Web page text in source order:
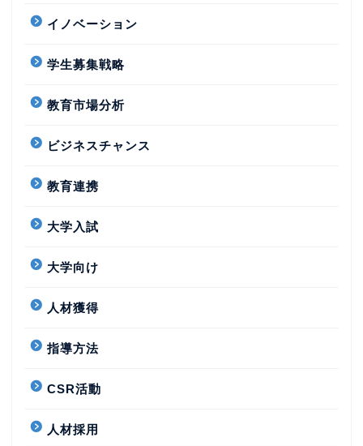
イノベーション
学生募集戦略
教育市場分析
ビジネスチャンス
教育連携
大学入試
大学向け
人材獲得
指導方法
CSR活動
人材採用